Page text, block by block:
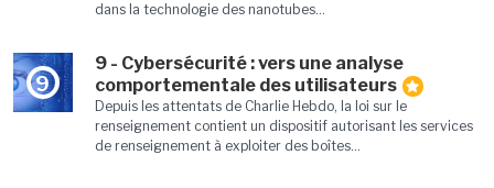
dans la technologie des nanotubes...
9
9 - Cybersécurité : vers une analyse
comportementale des utilisateurs
Depuis les attentats de Charlie Hebdo, la loi sur le
renseignement contient un dispositif autorisant les services
de renseignement à exploiter des boîtes...